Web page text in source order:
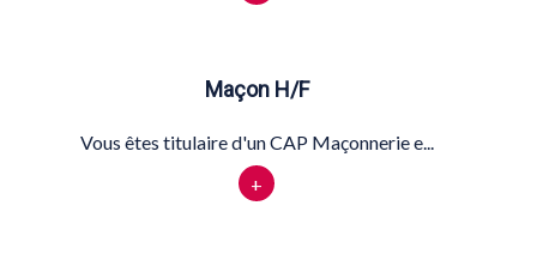
Maçon H/F
Vous êtes titulaire d'un CAP Maçonnerie e...
+